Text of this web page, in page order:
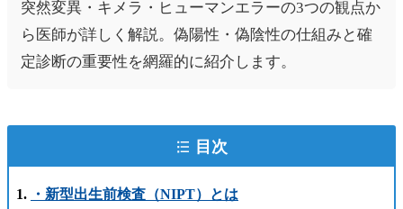
突然変異・キメラ・ヒューマンエラーの3つの観点か
ら医師が詳しく解説。偽陽性・偽陰性の仕組みと確
定診断の重要性を網羅的に紹介します。
目次
・新型出生前検査（NIPT）とは